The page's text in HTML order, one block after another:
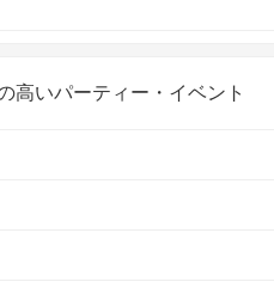
高いパーティー・イベント